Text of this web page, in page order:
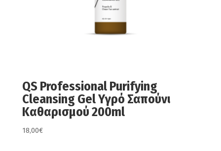
QS Professional Purifying
Cleansing Gel Υγρό Σαπούνι
Καθαρισμού 200ml
18,00€